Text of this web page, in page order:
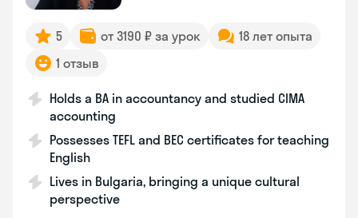
5 от 3190 ₽ за урок
18 лет опыта
1 отзыв
Holds a BA in accountancy and studied CIMA
accounting
Possesses TEFL and BEC certificates for teaching
English
Lives in Bulgaria, bringing a unique cultural
perspective